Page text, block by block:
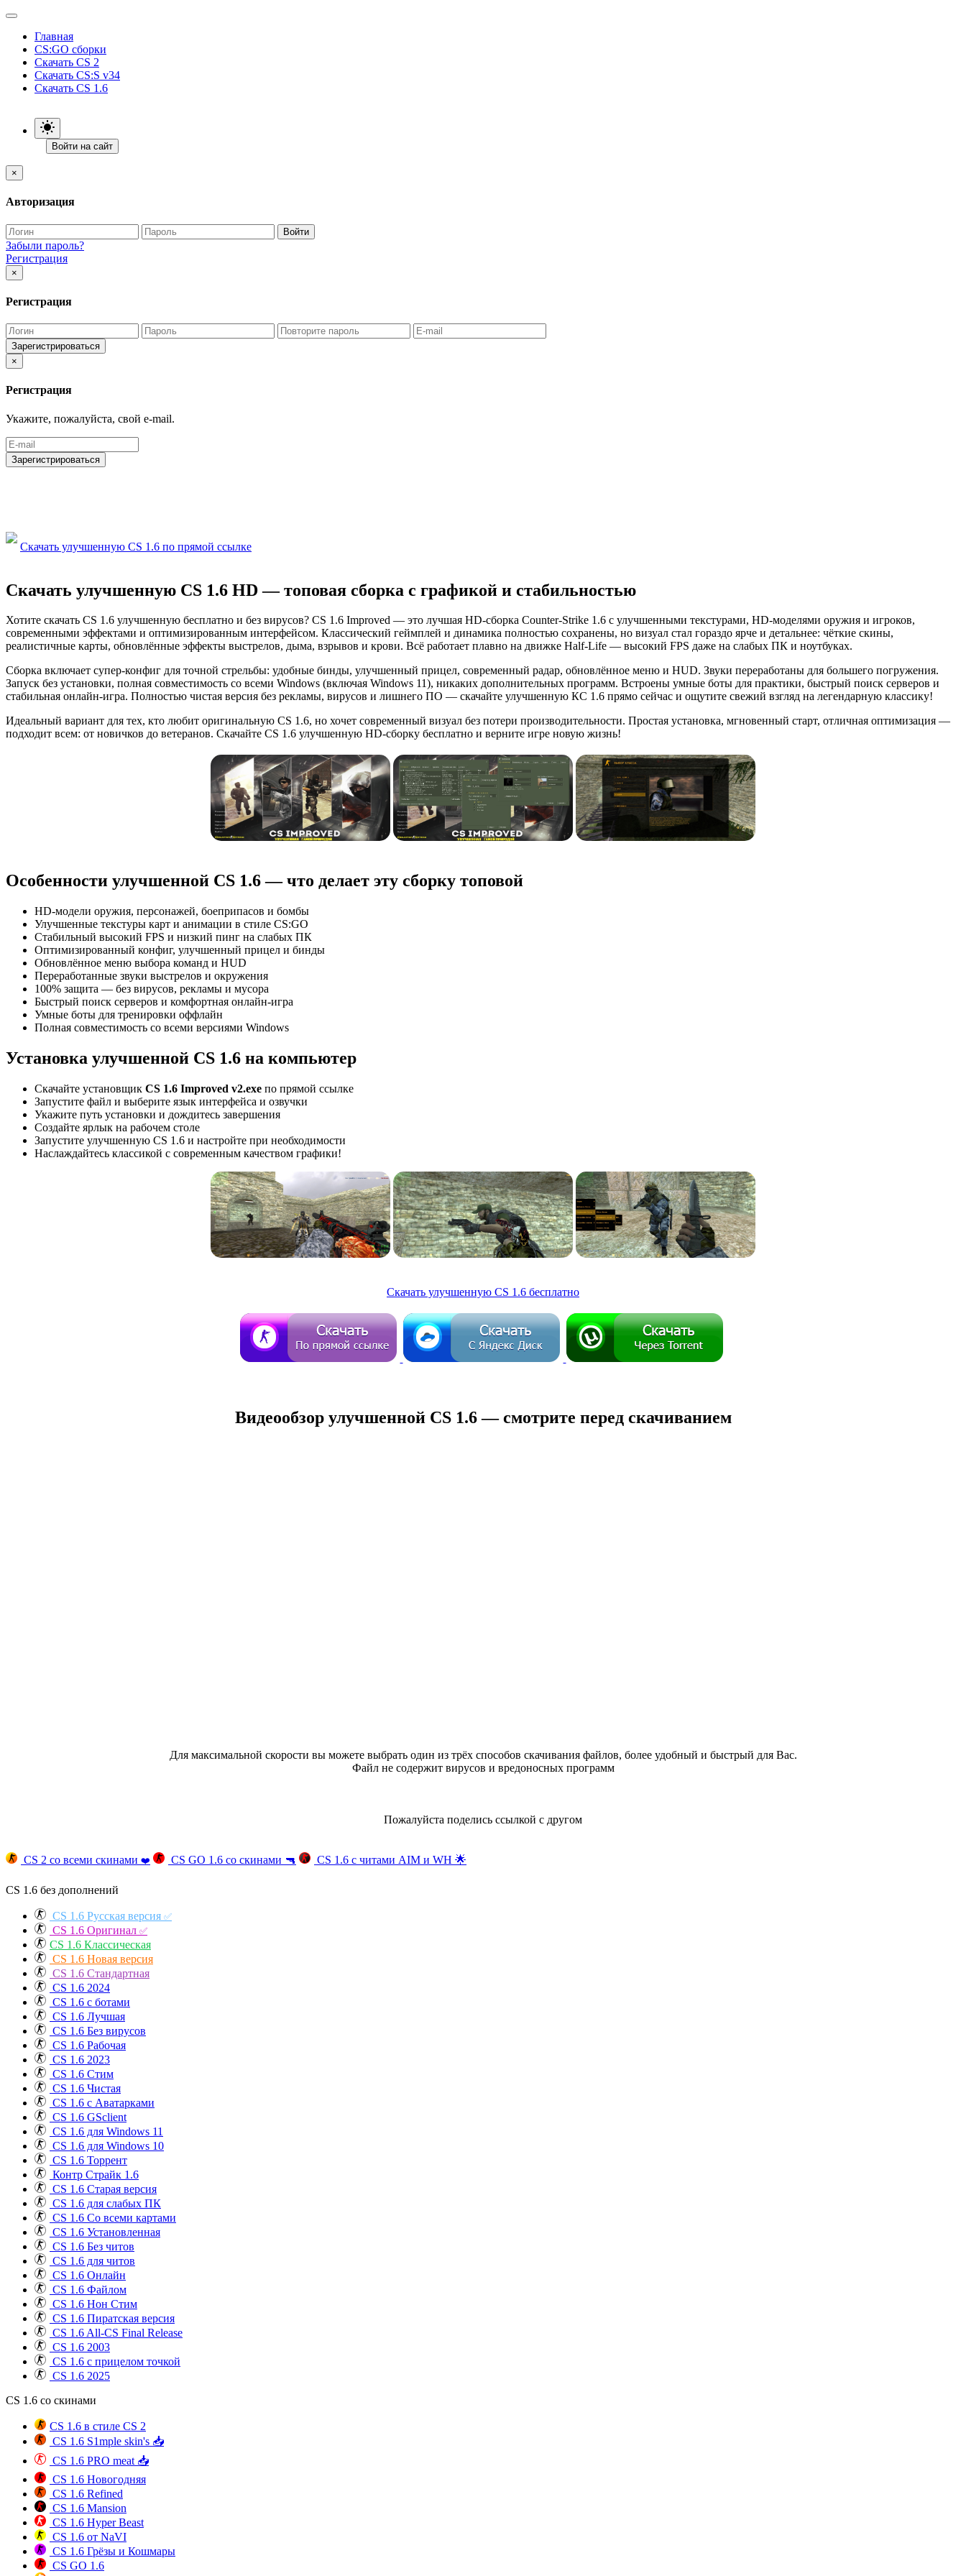
Главная
CS:GO сборки
Скачать CS 2
Скачать CS:S v34
Скачать CS 1.6
Войти на сайт
×
Авторизация
Войти
Забыли пароль?
Регистрация
×
Регистрация
Зарегистрироваться
×
Регистрация
Укажите, пожалуйста, свой e-mail.
Зарегистрироваться
Скачать улучшенную CS 1.6 по прямой ссылке
Скачать улучшенную CS 1.6 HD — топовая сборка с графикой и стабильностью
Хотите скачать CS 1.6 улучшенную бесплатно и без вирусов? CS 1.6 Improved — это лучшая HD-сборка Counter-Strike 1.6 с улучшенными текстурами, HD-моделями оружия и игроков,
современными эффектами и оптимизированным интерфейсом. Классический геймплей и динамика полностью сохранены, но визуал стал гораздо ярче и детальнее: чёткие скины,
реалистичные карты, обновлённые эффекты выстрелов, дыма, взрывов и крови. Всё работает плавно на движке Half-Life — высокий FPS даже на слабых ПК и ноутбуках.
Сборка включает супер-конфиг для точной стрельбы: удобные бинды, улучшенный прицел, современный радар, обновлённое меню и HUD. Звуки переработаны для большего погружения.
Запуск без установки, полная совместимость со всеми Windows (включая Windows 11), никаких дополнительных программ. Встроены умные боты для практики, быстрый поиск серверов и
стабильная онлайн-игра. Полностью чистая версия без рекламы, вирусов и лишнего ПО — скачайте улучшенную КС 1.6 прямо сейчас и ощутите свежий взгляд на легендарную классику!
Идеальный вариант для тех, кто любит оригинальную CS 1.6, но хочет современный визуал без потери производительности. Простая установка, мгновенный старт, отличная оптимизация —
подходит всем: от новичков до ветеранов. Скачайте CS 1.6 улучшенную HD-сборку бесплатно и верните игре новую жизнь!
Особенности улучшенной CS 1.6 — что делает эту сборку топовой
HD-модели оружия, персонажей, боеприпасов и бомбы
Улучшенные текстуры карт и анимации в стиле CS:GO
Стабильный высокий FPS и низкий пинг на слабых ПК
Оптимизированный конфиг, улучшенный прицел и бинды
Обновлённое меню выбора команд и HUD
Переработанные звуки выстрелов и окружения
100% защита — без вирусов, рекламы и мусора
Быстрый поиск серверов и комфортная онлайн-игра
Умные боты для тренировки оффлайн
Полная совместимость со всеми версиями Windows
Установка улучшенной CS 1.6 на компьютер
Скачайте установщик CS 1.6 Improved v2.exe по прямой ссылке
Запустите файл и выберите язык интерфейса и озвучки
Укажите путь установки и дождитесь завершения
Создайте ярлык на рабочем столе
Запустите улучшенную CS 1.6 и настройте при необходимости
Наслаждайтесь классикой с современным качеством графики!
Скачать улучшенную CS 1.6 бесплатно
Видеообзор улучшенной CS 1.6 — смотрите перед скачиванием
Для максимальной скорости вы можете выбрать один из трёх способов скачивания файлов, более удобный и быстрый для Вас.
Файл не содержит вирусов и вредоносных программ
Пожалуйста поделись ссылкой с другом
CS 2 со всеми скинами ❤️ CS GO 1.6 со скинами 🔫 CS 1.6 с читами AIM и WH 🌟
CS 1.6 без дополнений
CS 1.6 Русская версия ✅
CS 1.6 Оригинал ✅
CS 1.6 Классическая
CS 1.6 Новая версия
CS 1.6 Стандартная
CS 1.6 2024
CS 1.6 с ботами
CS 1.6 Лучшая
CS 1.6 Без вирусов
CS 1.6 Рабочая
CS 1.6 2023
CS 1.6 Стим
CS 1.6 Чистая
CS 1.6 с Аватарками
CS 1.6 GSclient
CS 1.6 для Windows 11
CS 1.6 для Windows 10
CS 1.6 Торрент
Контр Страйк 1.6
CS 1.6 Старая версия
CS 1.6 для слабых ПК
CS 1.6 Со всеми картами
CS 1.6 Установленная
CS 1.6 Без читов
CS 1.6 для читов
CS 1.6 Онлайн
CS 1.6 Файлом
CS 1.6 Нон Стим
CS 1.6 Пиратская версия
CS 1.6 All-CS Final Release
CS 1.6 2003
CS 1.6 с прицелом точкой
CS 1.6 2025
CS 1.6 со скинами
CS 1.6 в стиле CS 2
CS 1.6 S1mple skin's 📥
CS 1.6 PRO meat 📥
CS 1.6 Новогодняя
CS 1.6 Refined
CS 1.6 Mansion
CS 1.6 Hyper Beast
CS 1.6 от NaVI
CS 1.6 Грёзы и Кошмары
CS GO 1.6